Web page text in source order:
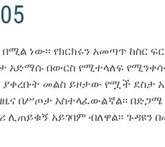
ነው፡፡ የክርክሩን አመጣጥ ከስር
አድማሱ በውርስ የሚተላለፍ
ያቀረቡት መልስ ይዞታው የሟች ደስታ
በሥጦታ አስተላፈውልኛል፡፡
አይገባም ብለዋል፡፡ ጉዳዩን